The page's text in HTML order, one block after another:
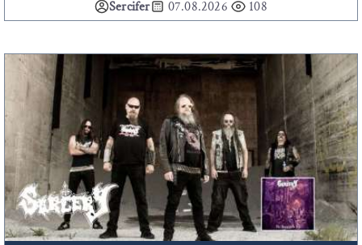
Sercifer 07.08.2026 108